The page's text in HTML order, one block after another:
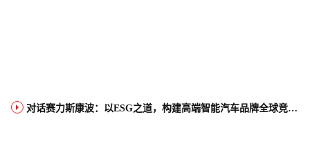
对话赛力斯康波：以ESG之道，构建高端智能汽车品牌全球竞争力